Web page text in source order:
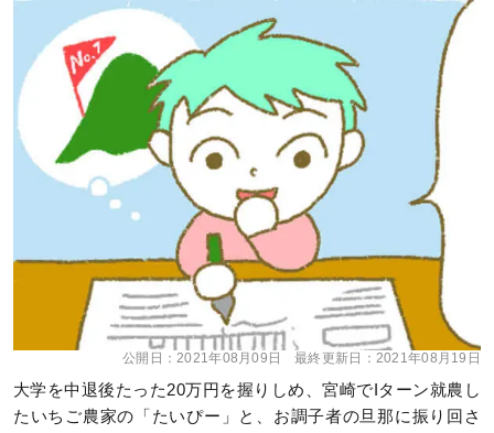
公開日：2021年08月09日 最終更新日： 2021年08月19日
大学を中退後たった20万円を握りしめ、宮崎でIターン就農し
たいちご農家の「たいぴー」と、お調子者の旦那に振り回さ